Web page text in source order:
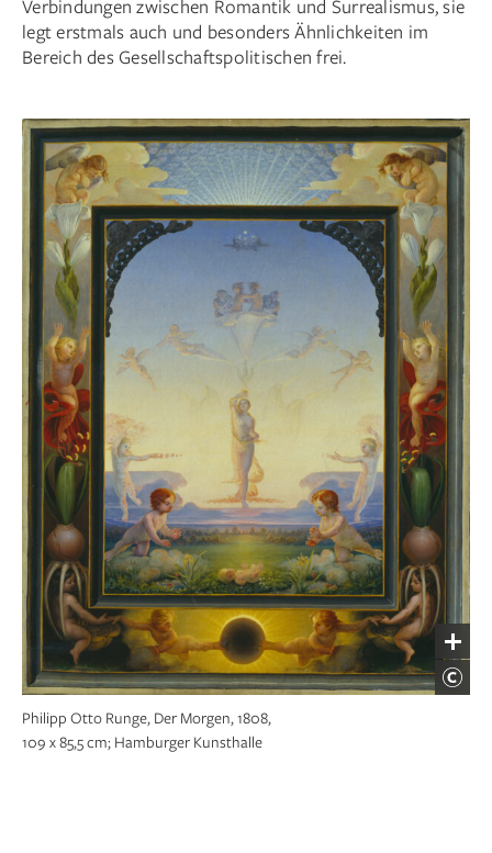
Verbindungen zwischen Romantik und Surrealismus, sie
legt erstmals auch und besonders Ähnlichkeiten im
Bereich des Gesellschaftspolitischen frei.
Philipp Otto Runge, Der Morgen, 1808,
109 x 85,5 cm; Hamburger Kunsthalle